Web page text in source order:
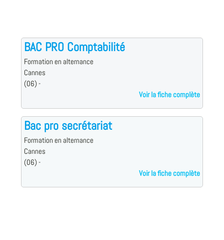
BAC PRO Comptabilité
Formation en alternance
Cannes
(06) -
Voir la fiche complète
Bac pro secrétariat
Formation en alternance
Cannes
(06) -
Voir la fiche complète